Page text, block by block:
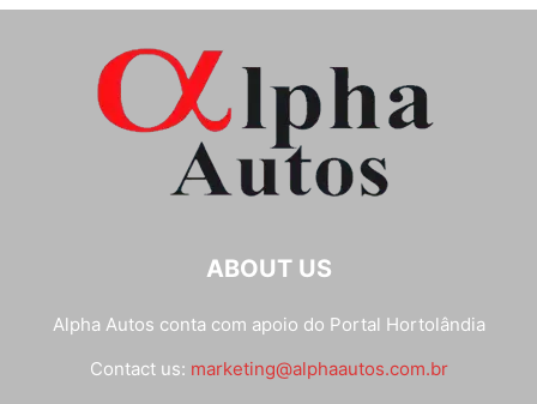
ABOUT US
Alpha Autos conta com apoio do Portal Hortolândia
Contact us: marketing@alphaautos.com.br